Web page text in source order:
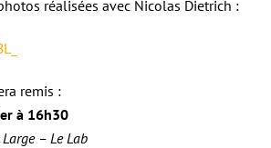
réalisées avec Nicolas Dietrich :
remis :
à 16h30
– Le Lab